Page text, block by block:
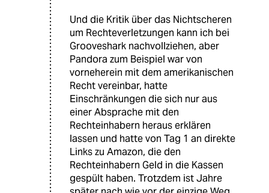
Und die Kritik über das Nichtscheren
um Rechteverletzungen kann ich bei
Grooveshark nachvollziehen, aber
Pandora zum Beispiel war von
vorneherein mit dem amerikanischen
Recht vereinbar, hatte
Einschränkungen die sich nur aus
einer Absprache mit den
Rechteinhabern heraus erklären
lassen und hatte von Tag 1 an direkte
Links zu Amazon, die den
Rechteinhabern Geld in die Kassen
gespült haben. Trotzdem ist Jahre